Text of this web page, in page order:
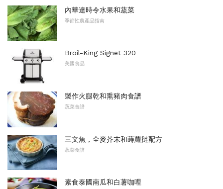
內華達時令水果和蔬菜
季節性農產品指南
Broil-King Signet 32​​0
美國食品
製作火腿乾和熏豬肉食譜
蔬菜食譜
三文魚，全麥芥末和蒔蘿撻配方
蔬菜食譜
素食泰國南瓜和白薯咖哩